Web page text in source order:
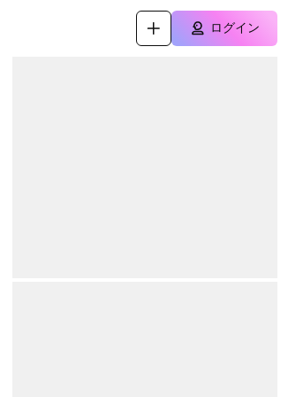
ログイン